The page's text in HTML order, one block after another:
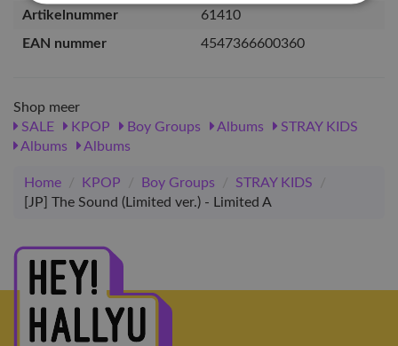
Artikelnummer
61410
EAN nummer
4547366600360
Shop meer
SALE
KPOP Boy Groups Albums
STRAY KIDS
Albums
Albums
Home / KPOP / Boy Groups / STRAY KIDS
/
[JP] The Sound (Limited ver.) - Limited A